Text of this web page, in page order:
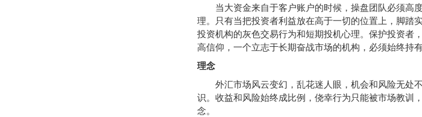
当大资金来自于客户账户的时候，操盘团队必须高
理。只有当把投资者利益放在高于一切的位置上，脚踏
投资机构的灰色交易行为和短期投机心理。保护投资者
高信仰，一个立志于长期奋战市场的机构，必须始终持有
理念
外汇市场风云变幻，乱花迷人眼，机会和风险无处
识。收益和风险始终成比例，侥幸行为只能被市场教训
念。